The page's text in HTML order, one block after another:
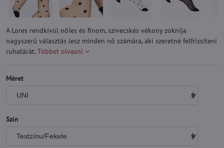
A Lores rendkívül nőies és finom, szívecskés vékony zoknija
nagyszerű választás lesz minden nő számára, aki szeretné felfrissíteni
ruhatárát. Többet olvasni
Méret
Szín